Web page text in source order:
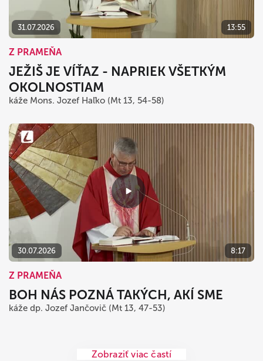
31.07.2026 13:55
Z PRAMEŇA
JEŽIŠ JE VÍŤAZ - NAPRIEK VŠETKÝM
OKOLNOSTIAM
káže Mons. Jozef Haľko (Mt 13, 54-58)
30.07.2026 8:17
Z PRAMEŇA
BOH NÁS POZNÁ TAKÝCH, AKÍ SME
káže dp. Jozef Jančovič (Mt 13, 47-53)
Zobraziť viac častí